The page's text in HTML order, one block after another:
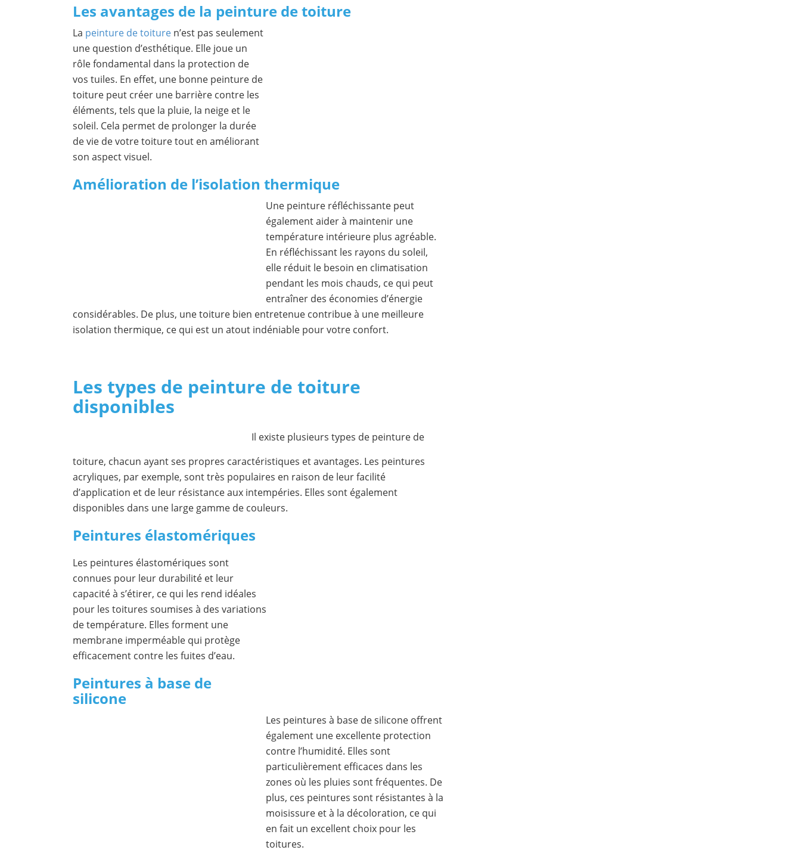
Les avantages de la peinture de toiture
La peinture de toiture n’est pas seulement
une question d’esthétique. Elle joue un
rôle fondamental dans la protection de
vos tuiles. En effet, une bonne peinture de
toiture peut créer une barrière contre les
éléments, tels que la pluie, la neige et le
soleil. Cela permet de prolonger la durée
de vie de votre toiture tout en améliorant
son aspect visuel.
Amélioration de l’isolation thermique
Une peinture réfléchissante peut
également aider à maintenir une
température intérieure plus agréable.
En réfléchissant les rayons du soleil,
elle réduit le besoin en climatisation
pendant les mois chauds, ce qui peut
entraîner des économies d’énergie
considérables. De plus, une toiture bien entretenue contribue à une meilleure
isolation thermique, ce qui est un atout indéniable pour votre confort.
Les types de peinture de toiture
disponibles
Il existe plusieurs types de peinture de
toiture, chacun ayant ses propres caractéristiques et avantages. Les peintures
acryliques, par exemple, sont très populaires en raison de leur facilité
d’application et de leur résistance aux intempéries. Elles sont également
disponibles dans une large gamme de couleurs.
Peintures élastomériques
Les peintures élastomériques sont
connues pour leur durabilité et leur
capacité à s’étirer, ce qui les rend idéales
pour les toitures soumises à des variations
de température. Elles forment une
membrane imperméable qui protège
efficacement contre les fuites d’eau.
Peintures à base de
silicone
Les peintures à base de silicone offrent
également une excellente protection
contre l’humidité. Elles sont
particulièrement efficaces dans les
zones où les pluies sont fréquentes. De
plus, ces peintures sont résistantes à la
moisissure et à la décoloration, ce qui
en fait un excellent choix pour les
toitures.